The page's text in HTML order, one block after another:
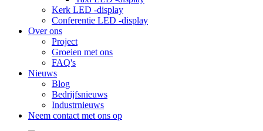
Kerk LED -display
Conferentie LED -display
Over ons
Project
Groeien met ons
FAQ's
Nieuws
Blog
Bedrijfsnieuws
Industrnieuws
Neem contact met ons op